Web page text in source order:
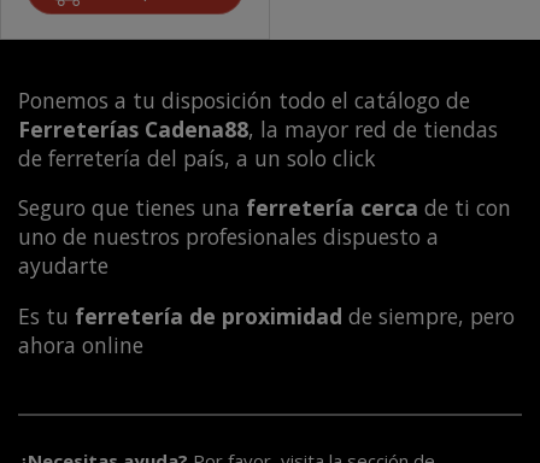
Ponemos a tu disposición todo el catálogo de
Ferreterías Cadena88, la mayor red de tiendas
de ferretería del país, a un solo click
Seguro que tienes una ferretería cerca de ti con
uno de nuestros profesionales dispuesto a
ayudarte
Es tu ferretería de proximidad de siempre, pero
ahora online